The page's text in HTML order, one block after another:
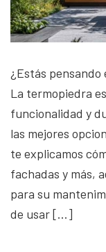
¿Estás
La termopiedra
funcionalidad y
las mejores
te explicamos
fachadas y más,
para su
de usar […]